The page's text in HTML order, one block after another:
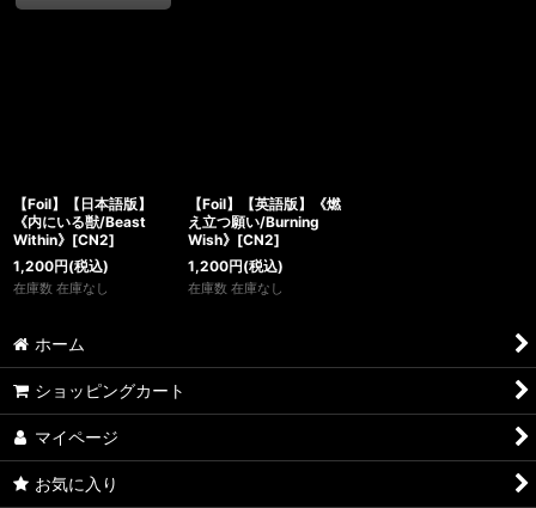
【Foil】【日本語版】
《内にいる獣/Beast
Within》[CN2]
1,200円(税込)
在庫数 在庫なし
【Foil】【英語版】《燃
え立つ願い/Burning
Wish》[CN2]
1,200円(税込)
在庫数 在庫なし
ホーム
ショッピングカート
マイページ
お気に入り